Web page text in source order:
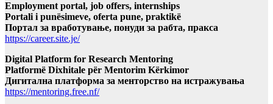
Employment portal, job offers, internships
Portali i punësimeve, oferta pune, praktikë
Портал за вработување, понуди за рабта, пракса
https://career.site.je/
Digital Platform for Research Mentoring
Platformë Dixhitale për Mentorim Kërkimor
Дигитална платформа за менторство на истражувања
https://mentoring.free.nf/